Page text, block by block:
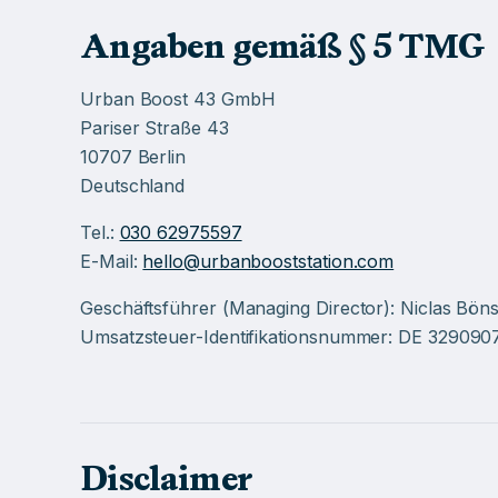
Angaben gemäß § 5 TMG
Urban Boost 43 GmbH
Pariser Straße 43
10707 Berlin
Deutschland
Tel.: 030 62975597
E-Mail: hello@urbanbooststation.com
Geschäftsführer (Managing Director): Niclas
Umsatzsteuer-Identifikationsnummer: DE
Disclaimer